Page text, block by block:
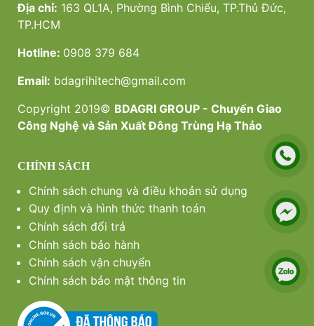
lượng, giá tốt?
KHUYẾN MÃI MỪNG LỄ 30/04 VÀ 01/05
Top 5 địa chỉ mua set quà tặng đông trùng
hạ thảo ở TPHCM chất lượng, giá tốt
Top 5 địa chỉ mua đông trùng hạ thảo ở
Địa chỉ: 163 QL1A, Phường Bình Chiểu, TP.Thủ Đức,
TP.HCM
Hotline: 0908 379 684
Email: bdagrihitech@gmail.com
Copyright 2019© BDAGRI GROUP - Chuyển Giao
Công Nghệ và Sản Xuất Đông Trùng Hạ Thảo
CHÍNH SÁCH
Chính sách chung và điều khoản sử dụng
Quy định và hình thức thanh toán
Chính sách đổi trả
Chính sách bảo hành
Chính sách vận chuyển
Chính sách bảo mật thông tin